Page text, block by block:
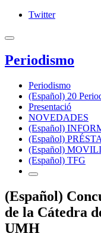
Twitter
Periodismo
Periodismo
(Español) 20
Presentació
NOVEDADES
(Español)
(Español)
(Español)
(Español) TFG
(Español)
de la Cátedra
UMH